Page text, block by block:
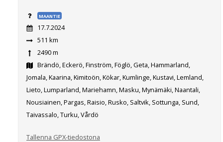
MAANTIE
17.7.2024
511 km
2490 m
Brändö, Eckerö, Finström, Föglö, Geta, Hammarland,
Jomala, Kaarina, Kimitoön, Kökar, Kumlinge, Kustavi, Lemland,
Lieto, Lumparland, Mariehamn, Masku, Mynämäki, Naantali,
Nousiainen, Pargas, Raisio, Rusko, Saltvik, Sottunga, Sund,
Taivassalo, Turku, Vårdö
Tallenna GPX-tiedostona